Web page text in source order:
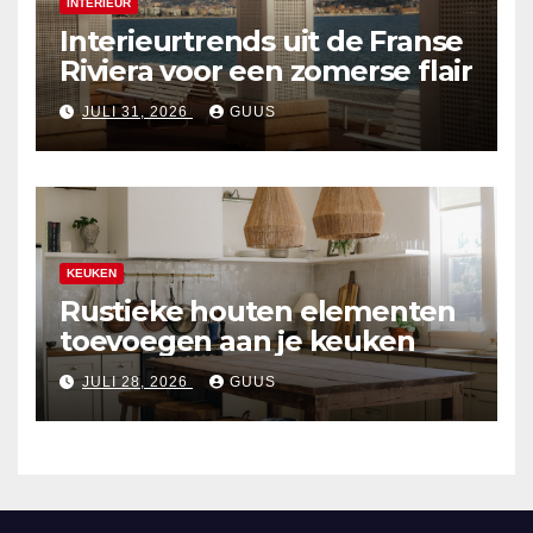
INTERIEUR
Interieurtrends uit de Franse
Riviera voor een zomerse flair
JULI 31, 2026 GUUS
KEUKEN
Rustieke houten elementen
toevoegen aan je keuken
JULI 28, 2026 GUUS